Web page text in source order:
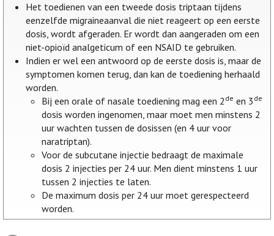
Het toedienen van een tweede dosis triptaan tijdens
eenzelfde migraineaanval die niet reageert op een eerste
dosis, wordt afgeraden. Er wordt dan aangeraden om een
niet-opioïd analgeticum of een NSAID te gebruiken.
Indien er wel een antwoord op de eerste dosis is, maar de
symptomen komen terug, dan kan de toediening herhaald
worden.
Bij een orale of nasale toediening mag een 2 de en 3 de
dosis worden ingenomen, maar moet men minstens 2
uur wachten tussen de dosissen (en 4 uur voor
naratriptan).
Voor de subcutane injectie bedraagt de maximale
dosis 2 injecties per 24 uur. Men dient minstens 1 uur
tussen 2 injecties te laten.
De maximum dosis per 24 uur moet gerespecteerd
worden.